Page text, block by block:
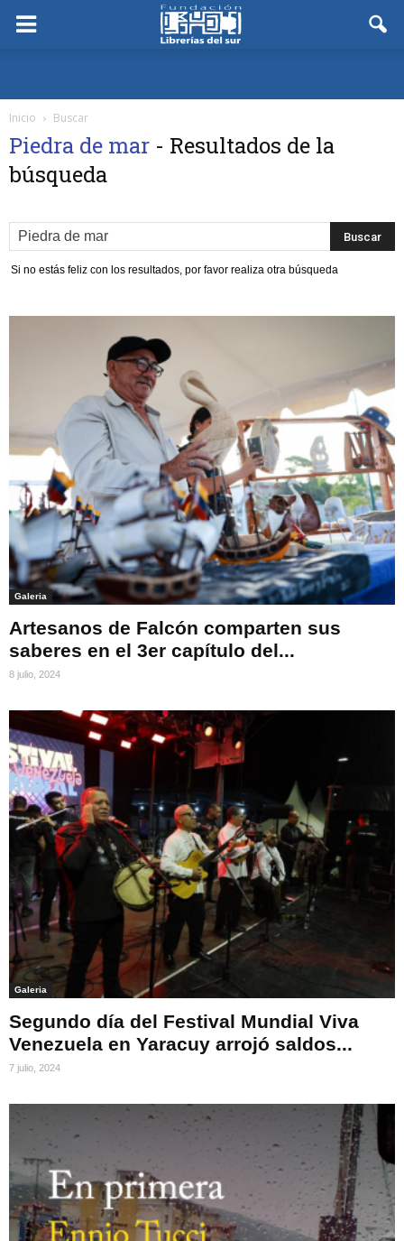
Inicio Buscar
Piedra de mar - Resultados de la
búsqueda
Si no estás feliz con los resultados, por favor realiza otra búsqueda
Galeria
Artesanos de Falcón comparten sus
saberes en el 3er capítulo del...
8 julio, 2024
Galeria
Segundo día del Festival Mundial Viva
Venezuela en Yaracuy arrojó saldos...
7 julio, 2024